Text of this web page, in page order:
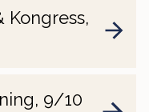
Kongress,
9/10